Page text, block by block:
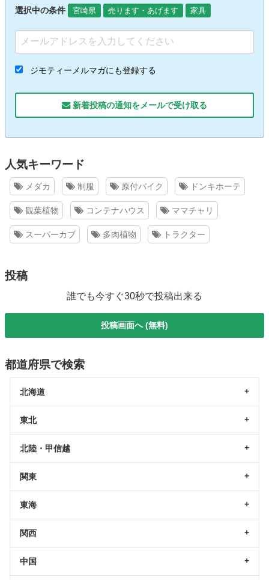
選択中の条件 宮崎県 売ります・あげます 家具
ジモティーメルマガにも登録する
新着投稿の通知をメールで受け取る
人気キーワード
メダカ 制服 原付バイク ドンキホーテ
観葉植物 コンテナハウス ママチャリ
スーパーカブ 多肉植物 トラクター
投稿
誰でも今すぐ30秒で投稿出来る
投稿画面へ (無料)
都道府県で検索
北海道
東北
北陸・甲信越
関東
東海
関西
中国